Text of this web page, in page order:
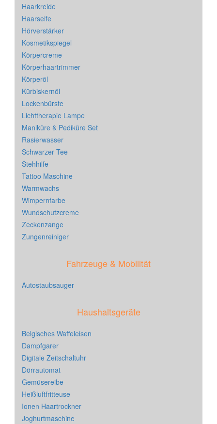
Haarkreide
Haarseife
Hörverstärker
Kosmetikspiegel
Körpercreme
Körperhaartrimmer
Körperöl
Kürbiskernöl
Lockenbürste
Lichttherapie Lampe
Maniküre & Pediküre Set
Rasierwasser
Schwarzer Tee
Stehhilfe
Tattoo Maschine
Warmwachs
Wimpernfarbe
Wundschutzcreme
Zeckenzange
Zungenreiniger
Fahrzeuge & Mobilität
Autostaubsauger
Haushaltsgeräte
Belgisches Waffeleisen
Dampfgarer
Digitale Zeitschaltuhr
Dörrautomat
Gemüsereibe
Heißluftfritteuse
Ionen Haartrockner
Joghurtmaschine